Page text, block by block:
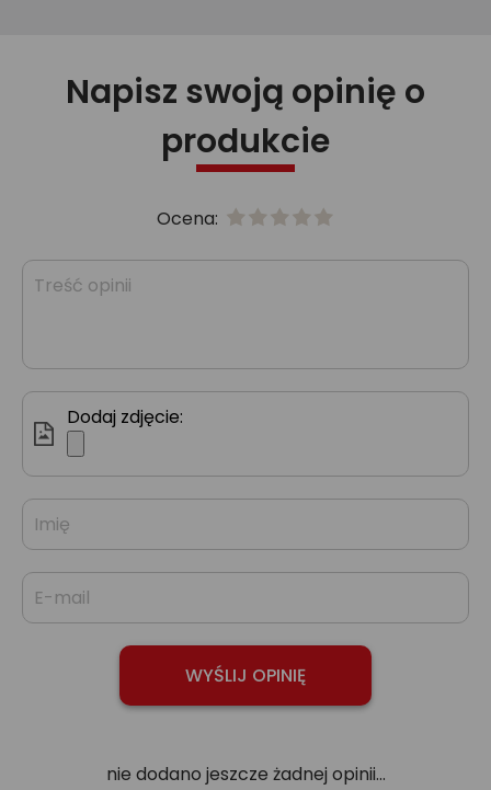
Napisz swoją opinię o
produkcie
Ocena:
Dodaj zdjęcie:
nie dodano jeszcze żadnej opinii...